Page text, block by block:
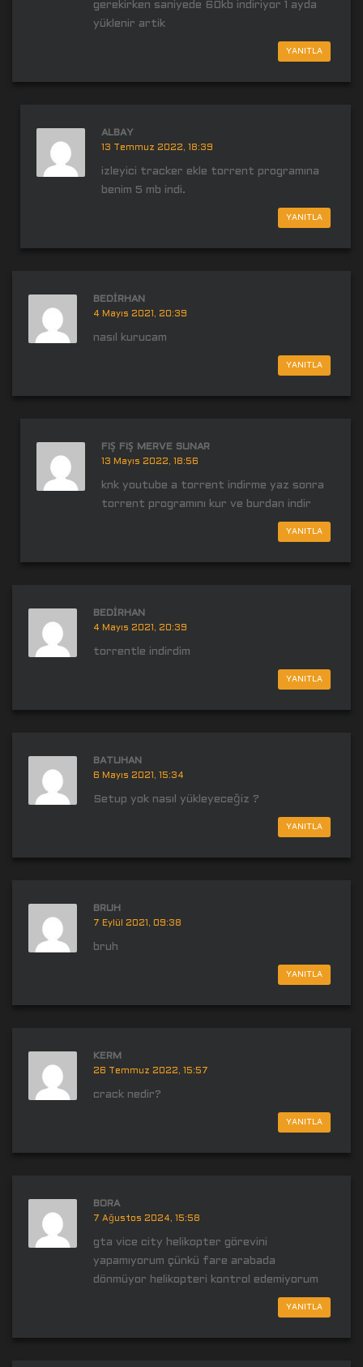
gerekirken saniyede 60kb indiriyor 1 ayda
yüklenir artik
YANITLA
ALBAY
13 Temmuz 2022, 18:39
izleyici tracker ekle torrent programına
benim 5 mb indi.
YANITLA
BEDIRHAN
4 Mayıs 2021, 20:39
nasıl kurucam
YANITLA
FIŞ FIŞ MERVE SUNAR
13 Mayıs 2022, 18:56
knk youtube a torrent indirme yaz sonra
torrent programını kur ve burdan indir
YANITLA
BEDIRHAN
4 Mayıs 2021, 20:39
torrentle indirdim
YANITLA
BATUHAN
6 Mayıs 2021, 15:34
Setup yok nasıl yükleyeceğiz ?
YANITLA
BRUH
7 Eylül 2021, 09:38
bruh
YANITLA
KERM
26 Temmuz 2022, 15:57
crack nedir?
YANITLA
BORA
7 Ağustos 2024, 15:58
gta vice city helikopter görevini
yapamıyorum çünkü fare arabada
dönmüyor helikopteri kontrol edemiyorum
YANITLA